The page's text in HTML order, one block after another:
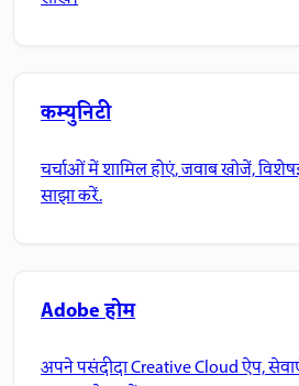
कम्युनिटी
चर्चाओं में शामिल होएं, जवाब खोजें,
साझा करें.
Adobe होम
अपने पसंदीदा Creative Cloud ऐप,